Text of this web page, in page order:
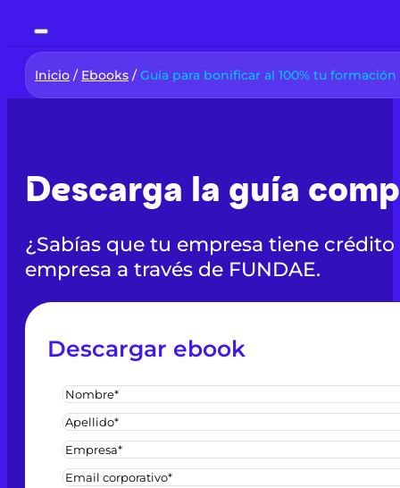
Inicio / Ebooks /Guía para bonificar al 100% tu formación
Descarga la guía
¿Sabías que tu empresa tiene
empresa a través de FUNDAE.
Descargar ebook